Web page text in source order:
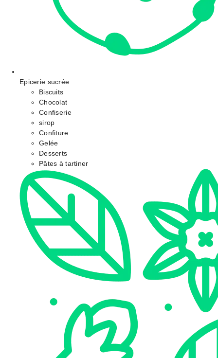
Epicerie sucrée
Biscuits
Chocolat
Confiserie
sirop
Confiture
Gelée
Desserts
Pâtes à tartiner